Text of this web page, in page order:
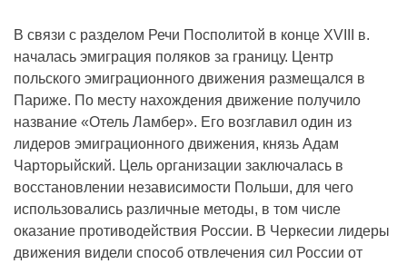
В связи с разделом Речи Посполитой в конце XVIII в.
началась эмиграция поляков за границу. Центр
польского эмиграционного движения размещался в
Париже. По месту нахождения движение получило
название «Отель Ламбер». Его возглавил один из
лидеров эмиграционного движения, князь Адам
Чарторыйский. Цель организации заключалась в
восстановлении независимости Польши, для чего
использовались различные методы, в том числе
оказание противодействия России. В Черкесии лидеры
движения видели способ отвлечения сил России от